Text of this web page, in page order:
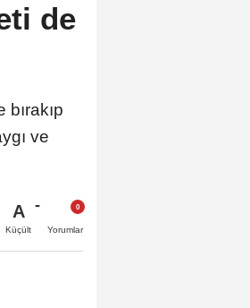
de
ve
A
Küçült Yorumlar